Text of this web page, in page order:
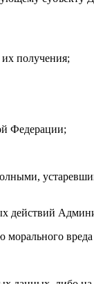
получения;
Федерации;
действий